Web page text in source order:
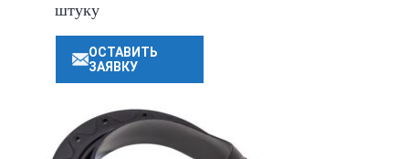
штуку
ОСТАВИТЬ
ЗАЯВКУ